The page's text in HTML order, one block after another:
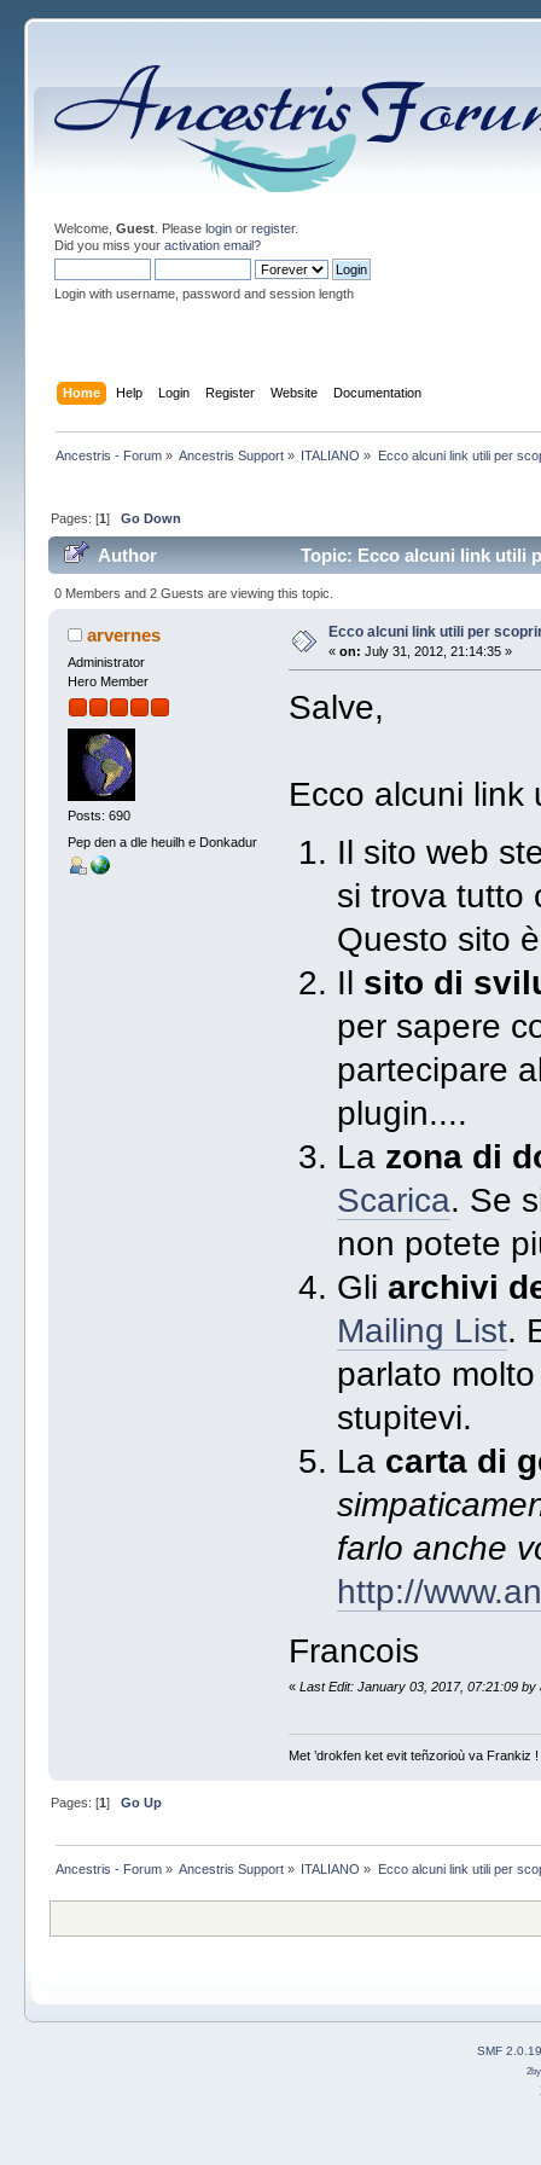
Welcome, Guest. Please loginor register.
Did you miss your activation email?
Login with username, password and session length
Home Help Login Register Website Documentation
Ancestris - Forum» Ancestris Support » ITALIANO » Ecco alcuni link utili per
Pages: [1] Go Down
Author Topic: Ecco alcuni link utili
0 Members and 2 Guests are viewing this topic.
arvernes
Administrator
Hero Member
Posts: 690
Pep den a dle heuilh e Donkadur
Ecco alcuni link utili per
« on: July 31, 2012, 21:14:35 »
Salve,
Ecco alcuni link
Il sito web
si trova tutto
Questo sito
Il sito di
per sapere
partecipare
plugin....
La zona di
Scarica. Se
non potete
Gliarchivi
Mailing List.
parlato
stupitevi.
La carta di
farlo anche
http://
Francois
«Last Edit: January 03, 2017, 07:21:09
Met ’drokfen ket evit teñzorioù va Frankiz !
Pages: [1] Go Up
Ancestris - Forum» Ancestris Support » ITALIANO » Ecco alcuni link utili per
SMF 2.0.19